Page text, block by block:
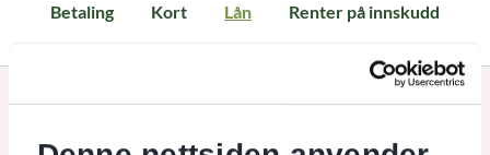
Lån
Betaling Kort Lån Renter på innskudd